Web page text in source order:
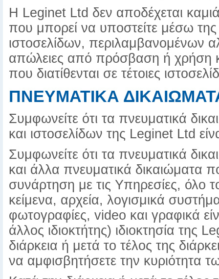
Η Leginet Ltd δεν αποδέχεται
που μπορεί να υποστείτε μέσω
ιστοσελίδων, περιλαμβανομένων
απώλειες από πρόσβαση ή χρήση
που διατίθενται σε τέτοιες
ΠΝΕΥΜΑΤΙΚΑ
Συμφωνείτε ότι τα πνευματικά
και ιστοσελίδων της Leginet Ltd
Συμφωνείτε ότι τα πνευματικά
και άλλα πνευματικά δικαιώματα
συνάρτηση με τις Υπηρεσίες, όλο
κείμενα, αρχεία, λογισμικά
φωτογραφίες, video και γραφικά
άλλος ιδιοκτήτης) ιδιοκτησία της
διάρκεια ή μετά το τέλος της
να αμφισβητήσετε την κυριότητα